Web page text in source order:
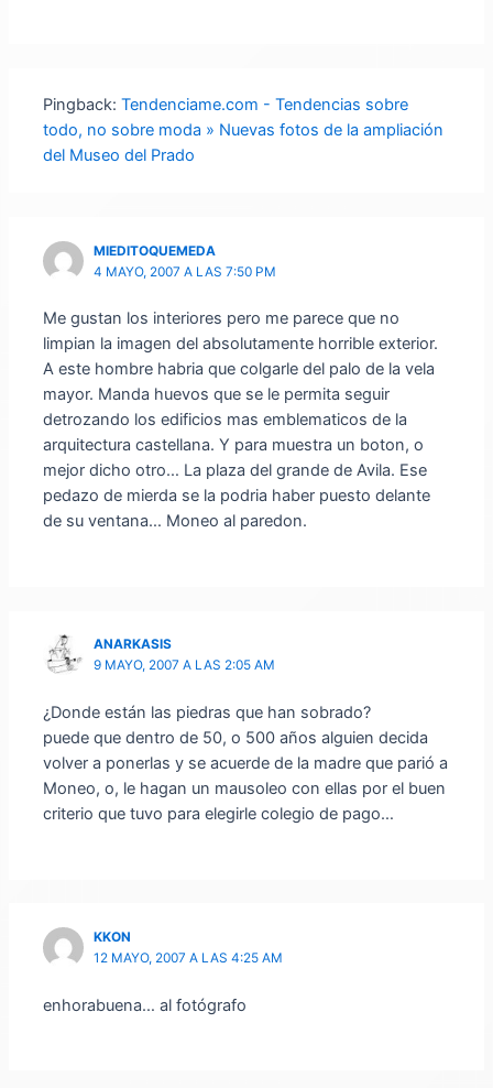
Pingback:Tendenciame.com - Tendencias sobre
todo, no sobre moda » Nuevas fotos de la ampliación
del Museo del Prado
MIEDITOQUEMEDA
4 MAYO, 2007 A LAS 7:50 PM
Me gustan los interiores pero me parece que no
limpian la imagen del absolutamente horrible exterior.
A este hombre habria que colgarle del palo de la vela
mayor. Manda huevos que se le permita seguir
detrozando los edificios mas emblematicos de la
arquitectura castellana. Y para muestra un boton, o
mejor dicho otro… La plaza del grande de Avila. Ese
pedazo de mierda se la podria haber puesto delante
de su ventana… Moneo al paredon.
ANARKASIS
9 MAYO, 2007 A LAS 2:05 AM
¿Donde están las piedras que han sobrado?
puede que dentro de 50, o 500 años alguien decida
volver a ponerlas y se acuerde de la madre que parió a
Moneo, o, le hagan un mausoleo con ellas por el buen
criterio que tuvo para elegirle colegio de pago…
KKON
12 MAYO, 2007 A LAS 4:25 AM
enhorabuena… al fotógrafo